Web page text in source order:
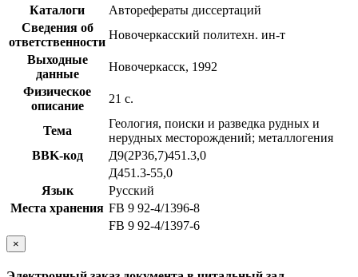
Каталоги
Авторефераты диссертаций
Сведения об
ответственности
Новочеркасский политехн. ин-т
Выходные
данные
Новочеркасск, 1992
Физическое
описание
21 с.
Тема
Геология, поиски и разведка рудных и
нерудных месторождений; металлогения
BBK-код
Д9(2Р36,7)451.3,0
Д451.3-55,0
Язык
Русский
Места хранения FB 9 92-4/1396-8
FB 9 92-4/1397-6
×